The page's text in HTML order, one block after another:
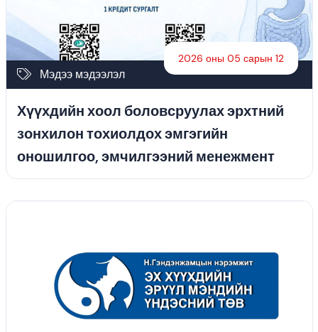
Мэдээ мэдээлэл
2026 оны 05 сарын 12
Хүүхдийн хоол боловсруулах эрхтний
зонхилон тохиолдох эмгэгийн
оношилгоо, эмчилгээний менежмент